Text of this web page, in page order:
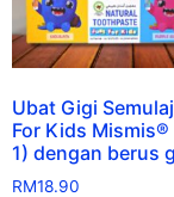
Ubat Gigi
For Kids Mismis®
1) dengan berus
RM18.90